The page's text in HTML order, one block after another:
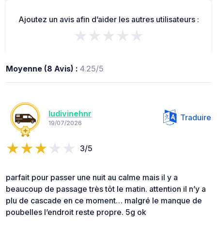
Ajoutez un avis afin d’aider les autres utilisateurs :
★★★★★
Moyenne (8 Avis) : 4.25/5
ludivinehnr
19/07/2026
Traduire
3/5
parfait pour passer une nuit au calme mais il y a
beaucoup de passage très tôt le matin. attention il n’y a
plu de cascade en ce moment… malgré le manque de
poubelles l’endroit reste propre. 5g ok